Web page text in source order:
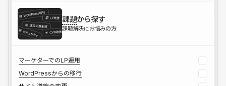
課題から探す
課題解決にお悩みの方
マーケターでのLP運用
WordPressからの移行